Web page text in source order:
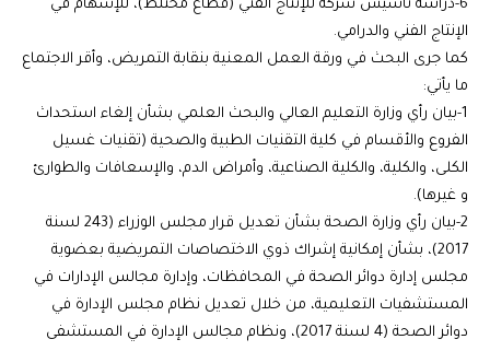
6-دراسة تأسيس شركة للإنتاج الفني (قطاع مختلط)، للإسهام في
الإنتاج الفني والدرامي.
كما جرى البحث في ورقة العمل المعنية بنقابة التمريض، وأقر الاجتماع
ما يأتي:
1-بيان رأي وزارة التعليم العالي والبحث العلمي بشأن إلغاء استحداث
الفروع والأقسام في كلية التقنيات الطبية والصحية (تقنيات غسيل
الكلى، والكلية، والكلية الصناعية، وأمراض الدم، والإسعافات والطوارئ
و غيرها).
2-بيان رأي وزارة الصحة بشأن تعديل قرار مجلس الوزراء (243 لسنة
2017)، بشأن إمكانية إشراك ذوي الاختصاصات التمريضية بعضوية
مجلس إدارة دوائر الصحة في المحافظات، وإدارة مجالس الإدارات في
المستشفيات التعليمية، من خلال تعديل نظام مجلس الإدارة في
دوائر الصحة (4 لسنة 2017)، ونظام مجالس الإدارة في المستشفى